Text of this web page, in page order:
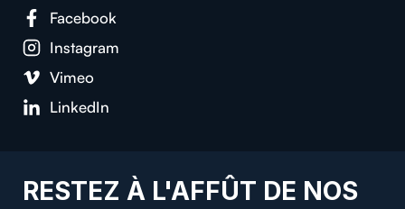
Facebook
Instagram
Vimeo
LinkedIn
RESTEZ À L'AFFÛT DE NOS